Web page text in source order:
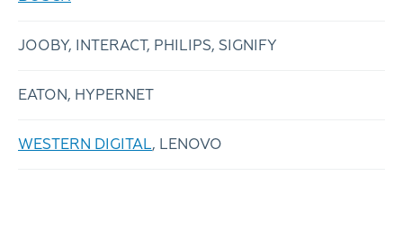
JOOBY, INTERACT, PHILIPS, SIGNIFY
EATON, HYPERNET
WESTERN DIGITAL, LENOVO